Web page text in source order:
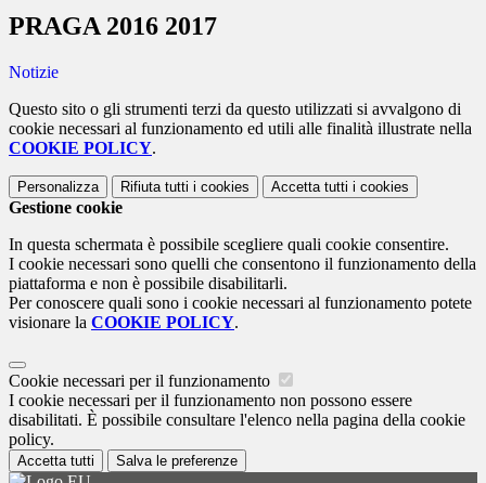
PRAGA 2016 2017
Notizie
Questo sito o gli strumenti terzi da questo utilizzati si avvalgono di
cookie necessari al funzionamento ed utili alle finalità illustrate nella
COOKIE POLICY.
Personalizza Rifiuta tutti i cookies Accetta tutti i cookies
Gestione cookie
In questa schermata è possibile scegliere quali cookie consentire.
I cookie necessari sono quelli che consentono il funzionamento della
piattaforma e non è possibile disabilitarli.
Per conoscere quali sono i cookie necessari al funzionamento potete
visionare la COOKIE POLICY.
Cookie necessari per il funzionamento
I cookie necessari per il funzionamento non possono essere
disabilitati. È possibile consultare l'elenco nella pagina della cookie
policy.
Accetta tutti Salva le preferenze